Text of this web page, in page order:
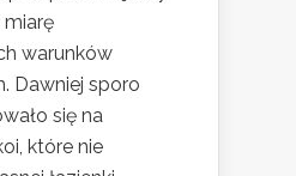
warunków
Dawniej sporo
się na
które nie